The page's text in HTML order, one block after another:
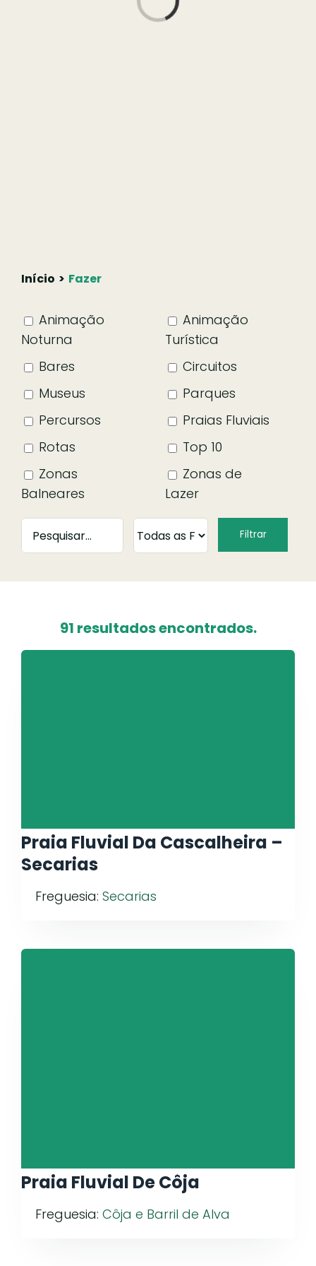
Loading...
Início Fazer
Animação
Noturna
Animação
Turística
Bares
Circuitos
Museus
Parques
Percursos
Praias Fluviais
Rotas
Top 10
Zonas
Balneares
Zonas de
Lazer
91 resultados encontrados.
Praia Fluvial Da Cascalheira –
Secarias
Freguesia: Secarias
Praia Fluvial De Côja
Freguesia: Côja e Barril de Alva